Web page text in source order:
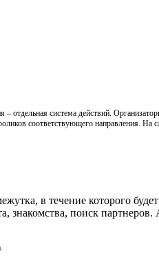
– отдельная система действий.
соответствующего направления. На
в течение которого
знакомства, поиск